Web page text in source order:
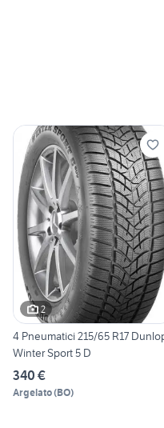
2
4 Pneumatici 215/65 R17
Winter Sport 5 D
340 €
Argelato(BO)